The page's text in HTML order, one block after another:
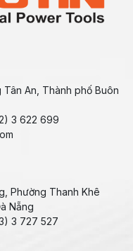
An, Thành phố Buôn
3 622 699
Phường Thanh Khê
Nẵng
3 727 527